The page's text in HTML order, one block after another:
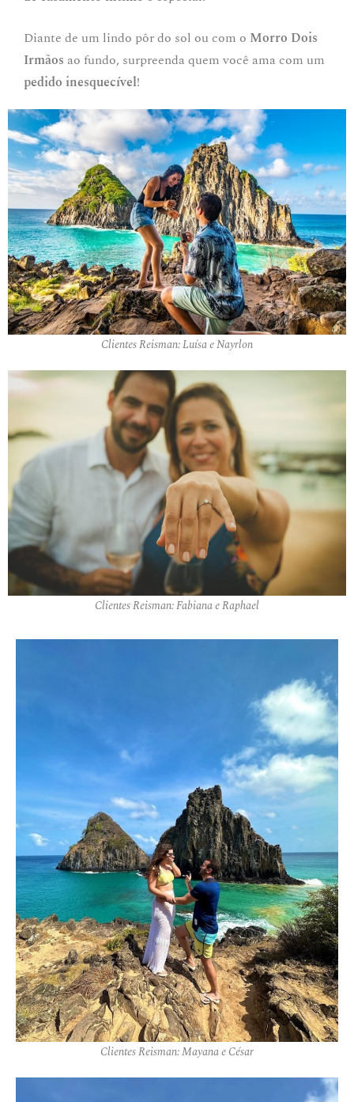
Diante de um lindo pôr do sol ou com o Morro Dois
Irmãos ao fundo, surpreenda quem você ama com um
pedido inesquecível!
Clientes Reisman: Luísa e Nayrlon
Clientes Reisman: Fabiana e Raphael
Clientes Reisman: Mayana e César